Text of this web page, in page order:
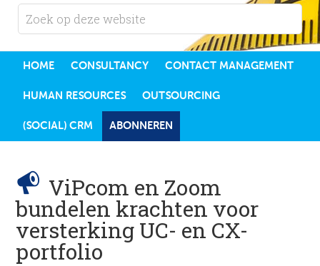
HOME CONSULTANCY CONTACT MANAGEMENT
HUMAN RESOURCES OUTSOURCING
(SOCIAL) CRM ABONNEREN
ViPcom en Zoom
bundelen krachten voor
versterking UC- en CX-
portfolio